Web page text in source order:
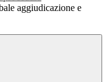
aggiudicazione e